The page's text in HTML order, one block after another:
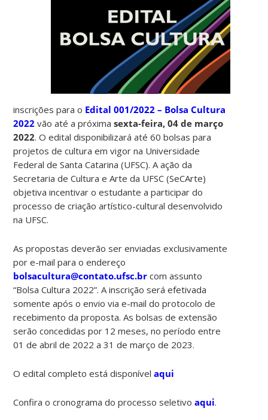
inscrições para o Edital 001/2022 – Bolsa Cultura
2022 vão até a próximasexta-feira, 04 de março
2022. O edital disponibilizará até 60 bolsas para
projetos de cultura em vigor na Universidade
Federal de Santa Catarina (UFSC). A ação da
Secretaria de Cultura e Arte da UFSC (SeCArte)
objetiva incentivar o estudante a participar do
processo de criação artístico-cultural desenvolvido
na UFSC.
As propostas deverão ser enviadas exclusivamente
por e-mail para o endereço
bolsacultura@contato.ufsc.br com assunto
“Bolsa Cultura 2022”. A inscrição será efetivada
somente após o envio via e-mail do protocolo de
recebimento da proposta. As bolsas de extensão
serão concedidas por 12 meses, no período entre
01 de abril de 2022 a 31 de março de 2023.
O edital completo está disponívelaqui
Confira o cronograma do processo seletivoaqui.